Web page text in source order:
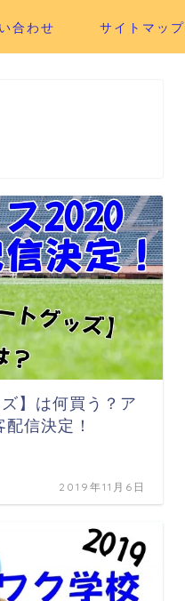
合わせ サイトマップ
】は何買う？ア
信決定！
2019年11月6日